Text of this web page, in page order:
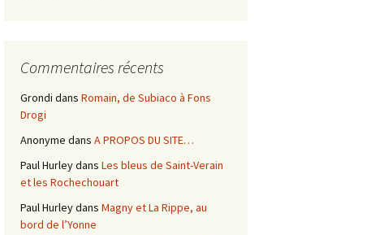
Commentaires récents
Grondi dans Romain, de Subiaco à Fons
Drogi
Anonyme dans A PROPOS DU SITE…
Paul Hurleydans Les bleus de Saint-Verain
et les Rochechouart
Paul Hurleydans Magny et La Rippe, au
bord de l’Yonne